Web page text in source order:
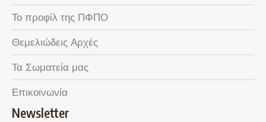
Το προφίλ της ΠΦΠΟ
Θεμελιώδεις Αρχές
Τα Σωματεία μας
Επικοινωνία
Newsletter